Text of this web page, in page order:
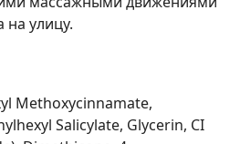
на улицу.
Methoxycinnamate,
Salicylate, Glycerin, CI